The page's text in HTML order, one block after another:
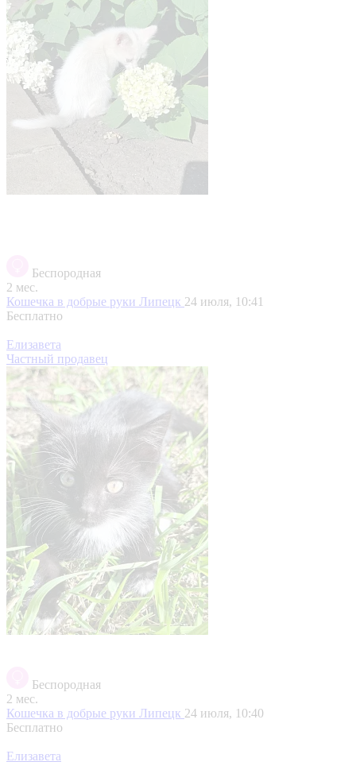
Беспородная
2 мес.
Кошечка в добрые руки Липецк 24 июля, 10:41
Бесплатно
Елизавета
Частный продавец
Беспородная
2 мес.
Кошечка в добрые руки Липецк 24 июля, 10:40
Бесплатно
Елизавета